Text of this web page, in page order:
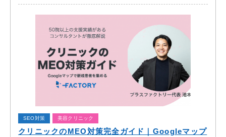
SEO対策 美容クリニック
クリニックのMEO対策完全ガイド｜Googleマップ